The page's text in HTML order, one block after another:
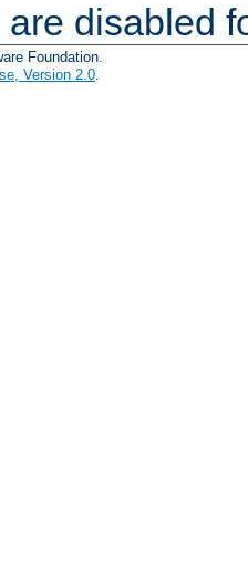
disabled
Foundation.
Version 2.0